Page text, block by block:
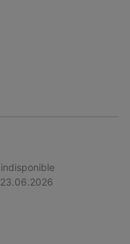
indisponible
23.06.2026